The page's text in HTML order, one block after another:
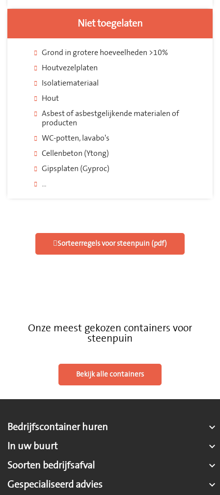
Niet toegelaten
Grond in grotere hoeveelheden >10%
Houtvezelplaten
Isolatiemateriaal
Hout
Asbest of asbestgelijkende materialen of
producten
WC-potten, lavabo's
Cellenbeton (Ytong)
Gipsplaten (Gyproc)
...
Sorteerregels voor steenpuin (pdf)
Onze meest gekozen containers voor
steenpuin
Bekijk alle containers
Bedrijfscontainer huren 
In uw buurt 
Soorten bedrijfsafval 
Gespecialiseerd advies 